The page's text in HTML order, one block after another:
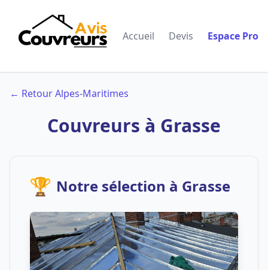
Accueil Devis Espace Pro
← Retour Alpes-Maritimes
Couvreurs à Grasse
🏆 Notre sélection à Grasse